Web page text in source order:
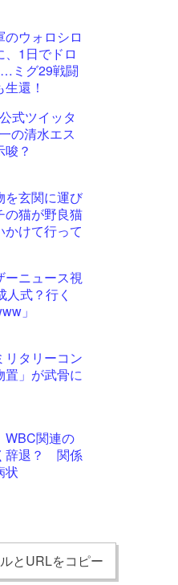
のウォロシロ
、1日でドロ
ミグ29戦闘
還！
式ツイッタ
の清水エス
？
を玄関に運び
の猫が野良猫
かけて行って
ーニュース視
式？行く
」
リタリーコン
」が武骨に
WBC関連の
辞退？ 関係
状
とURLをコピー